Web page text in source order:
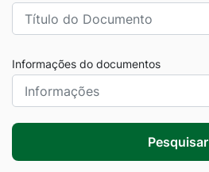
Informações do documentos
Pesquisar